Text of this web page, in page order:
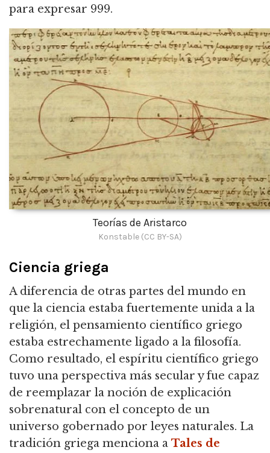
para expresar 999.
Teorías de Aristarco
Konstable (CC BY-SA)
Ciencia griega
A diferencia de otras partes del mundo en
que la ciencia estaba fuertemente unida a la
religión, el pensamiento científico griego
estaba estrechamente ligado a la filosofía.
Como resultado, el espíritu científico griego
tuvo una perspectiva más secular y fue capaz
de reemplazar la noción de explicación
sobrenatural con el concepto de un
universo gobernado por leyes naturales. La
tradición griega menciona a Tales de